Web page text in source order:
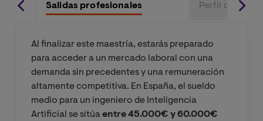
Salidas profesionales Perfil de
Al finalizar este maestría, estarás preparado
para acceder a un mercado laboral con una
demanda sin precedentes y una remuneración
altamente competitiva. En España, el sueldo
medio para un ingeniero de Inteligencia
Artificial se sitúaentre 45.000€ y 60.000€